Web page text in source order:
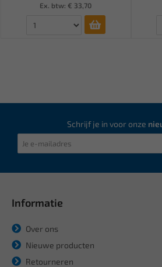
Ex. btw: € 33,70
Schrijf je in voor onze
Informatie
Over ons
Nieuwe producten
Retourneren